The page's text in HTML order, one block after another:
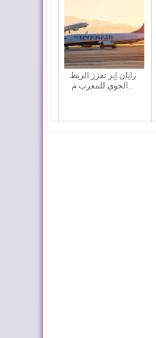
رايان إير تعزز الربط
الجوي للمغرب م...